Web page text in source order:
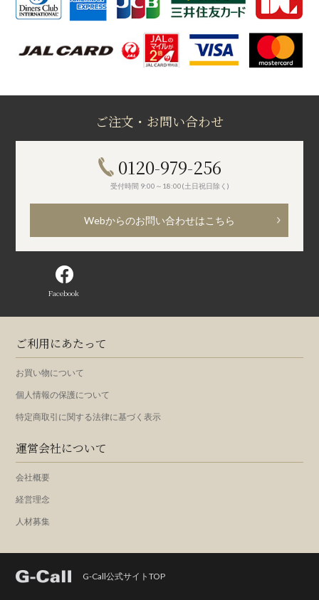
ご注文・お問い合わせ
0120-979-256
受付時間 9:00～18:00(土日祝日除く)
Webからのお問い合わせはこちら
Facebook
ご利用にあたって
お買い物について
個人情報の保護について
特定商取引に関する法律に基づく表示
運営会社について
会社概要
経営理念
人材募集
G-Call公式サイトTOP